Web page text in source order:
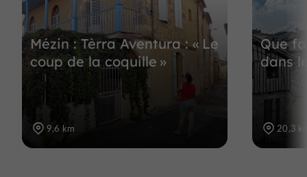
Mézin : Tèrra Aventura : « Le
coup de la coquille »
9,6 km
Que
dans
20,3